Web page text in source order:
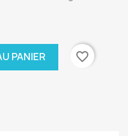
PANIER favorite_border